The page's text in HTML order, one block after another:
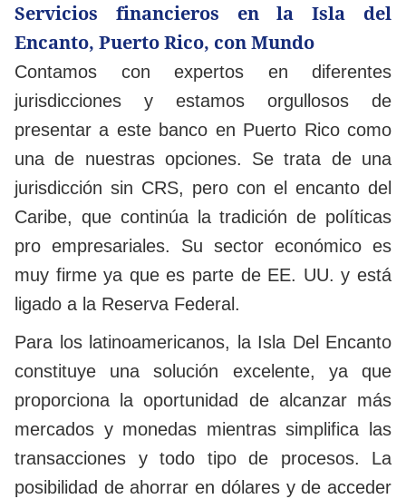
Servicios financieros en la Isla del
Encanto, Puerto Rico, con Mundo
Contamos con expertos en diferentes
jurisdicciones y estamos orgullosos de
presentar a este banco en Puerto Rico como
una de nuestras opciones. Se trata de una
jurisdicción sin CRS, pero con el encanto del
Caribe, que continúa la tradición de políticas
pro empresariales. Su sector económico es
muy firme ya que es parte de EE. UU. y está
ligado a la Reserva Federal.
Para los latinoamericanos, la Isla Del Encanto
constituye una solución excelente, ya que
proporciona la oportunidad de alcanzar más
mercados y monedas mientras simplifica las
transacciones y todo tipo de procesos. La
posibilidad de ahorrar en dólares y de acceder